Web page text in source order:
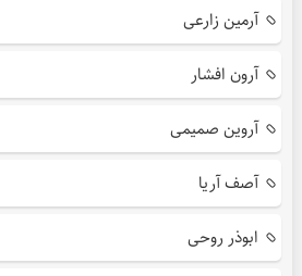
آرمین زارعی
آرون افشار
آروین صمیمی
آصف آریا
ابوذر روحی